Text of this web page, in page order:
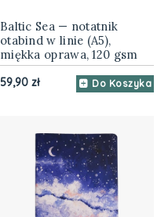
Baltic Sea — notatnik
otabind w linie (A5),
miękka oprawa, 120 gsm
59,90 zł Do Koszyka